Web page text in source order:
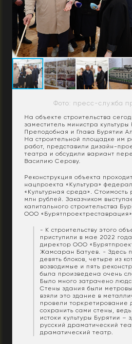
Фото: пресс-служба
На объекте строительства
заместитель министра
Преподобная и Глава Бурятии
На строительной площадке им
работ, представили дизайн-
театра и обсудили вариант
Василию Серову.
Реконструкция объекта
нацпроекта «Культура»
«Культурная среда». Стоимость
млн рублей. Заказчиком
капитального строительства
ООО «Бурятпроектреставрация».
- К строительству этого
приступили в мае 2022
директор ООО
Жамсаран Батуев. - Здесь
девять блоков, четыре из
возводимые и пять
была произведена очень
Было много затрачено
Стены здания были
взяли это здание в
провели торкретирование
сохранить сами стены,
истоки культуры Бурятии –
русский драматический
драматический театр.